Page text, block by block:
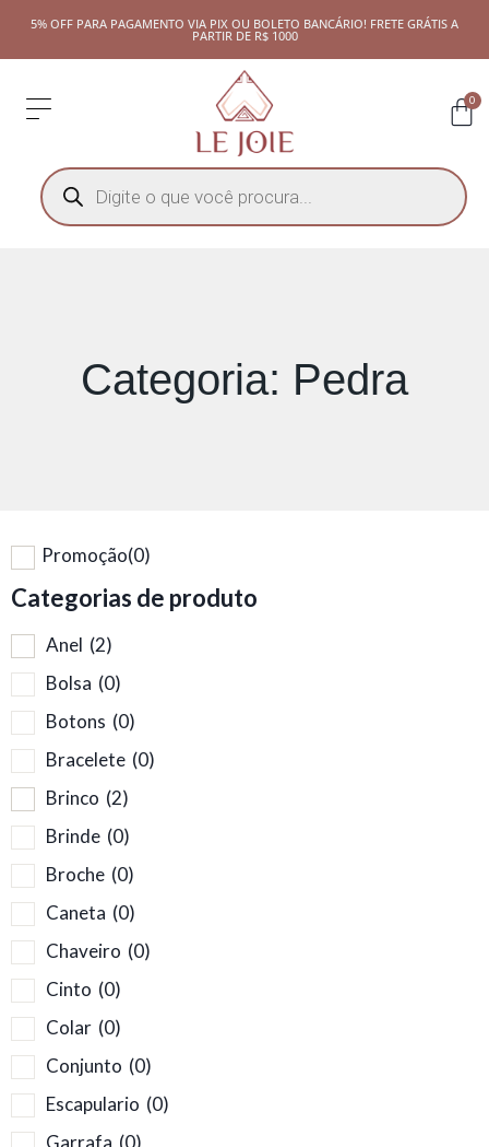
5% OFF PARA PAGAMENTO VIA PIX OU BOLETO BANCÁRIO! FRETE GRÁTIS A
PARTIR DE R$ 1000
0
Categoria: Pedra
Promoção(0)
Categorias de produto
Anel (2)
Bolsa (0)
Botons (0)
Bracelete (0)
Brinco (2)
Brinde (0)
Broche (0)
Caneta (0)
Chaveiro (0)
Cinto (0)
Colar (0)
Conjunto (0)
Escapulario (0)
Garrafa (0)